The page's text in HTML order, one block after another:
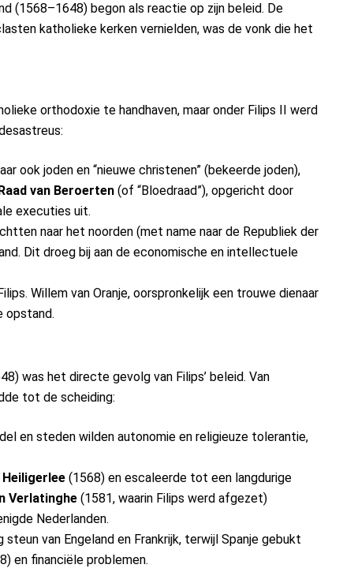
(1568–1648) begon als reactie op zijn beleid. De
katholieke kerken vernielden, was de vonk die het
orthodoxie te handhaven, maar onder Filips II werd
ook joden en “nieuwe christenen” (bekeerde joden),
Raad van Beroerten (of “Bloedraad”), opgericht door
executies uit.
naar het noorden (met name naar de Republiek der
Dit droeg bij aan de economische en intellectuele
Willem van Oranje, oorspronkelijk een trouwe dienaar
opstand.
was het directe gevolg van Filips’ beleid. Van
tot de scheiding:
en steden wilden autonomie en religieuze tolerantie,
Heiligerlee (1568) en escaleerde tot een langdurige
Verlatinghe (1581, waarin Filips werd afgezet)
Nederlanden.
steun van Engeland en Frankrijk, terwijl Spanje gebukt
en financiële problemen.